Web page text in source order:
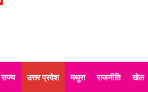
राज्य उत्तर प्रदेश मथुरा राजनीति खेल